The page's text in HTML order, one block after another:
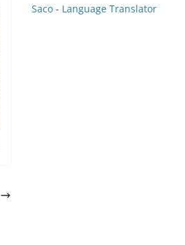
Saco - Language Translator